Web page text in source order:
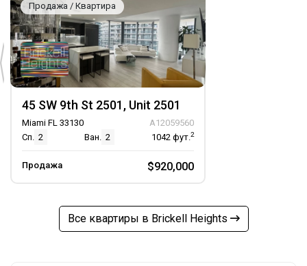
Продажа / Квартира
45 SW 9th St 2501, Unit 2501
Miami FL 33130
A12059560
Сп. 2 Ван. 2 1042 фут.2
Продажа $920,000
Все квартиры в Brickell Heights